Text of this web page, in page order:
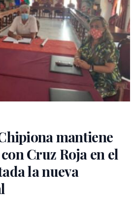
mantiene
Cruz Roja en el
la nueva